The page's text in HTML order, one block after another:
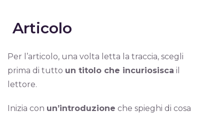
Articolo
Per l’articolo, una volta letta la traccia, scegli
prima di tutto un titolo che incuriosisca il
lettore.
Inizia con un’introduzione che spieghi di cosa